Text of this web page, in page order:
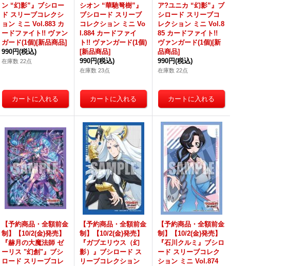
ン “幻影”』ブシロー
ド スリーブコレクシ
ョン ミニ Vol.883 カ
ードファイト!! ヴァン
ガード(1個)[新品商品]
990円(税込)
在庫数 22点
シオン “華馳弩樹”』
ブシロード スリーブ
コレクション ミニ Vo
l.884 カードファイ
ト!! ヴァンガード(1個)
[新品商品]
990円(税込)
在庫数 23点
ア?ユニカ “幻影”』ブ
シロード スリーブコ
レクション ミニ Vol.8
85 カードファイト!!
ヴァンガード(1個)[新
品商品]
990円(税込)
在庫数 22点
【予約商品・全額前金
制】【10/2(金)発売】
『赫月の大魔法師 ゼ
ーリス "幻創"』ブシ
ロード スリーブコレ
【予約商品・全額前金
制】【10/2(金)発売】
『ガブエリウス（幻
影）』ブシロード ス
リーブコレクション
【予約商品・全額前金
制】【10/2(金)発売】
『石川クルミ』ブシロ
ード スリーブコレク
ション ミニ Vol.874